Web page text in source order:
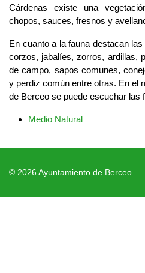
Cárdenas existe una
chopos, sauces, fresnos y
En cuanto a la fauna destacan
corzos, jabalíes, zorros, ardillas,
de campo, sapos comunes,
y perdiz común entre otras. En el
de Berceo se puede escuchar las
Medio Natural
© 2026 Ayuntamiento de Berceo